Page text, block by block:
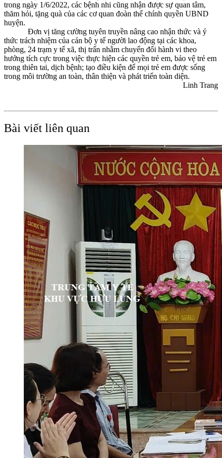
trong ngày 1/6/2022, các bệnh nhi cũng nhận được sự quan tâm,
thăm hỏi, tặng quà của các cơ quan đoàn thể chính quyền UBND
huyện.
Đơn vị tăng cường tuyên truyền nâng cao nhận thức và ý
thức trách nhiệm của cán bộ y tế người lao động tại các khoa,
phòng, 24 trạm y tế xã, thị trấn nhằm chuyển đổi hành vi theo
hướng tích cực trong việc thực hiện các quyền trẻ em, bảo vệ trẻ em
trong thiên tai, dịch bệnh; tạo điều kiện để mọi trẻ em được sống
trong môi trường an toàn, thân thiện và phát triển toàn diện.
Linh Trang
Bài viết liên quan